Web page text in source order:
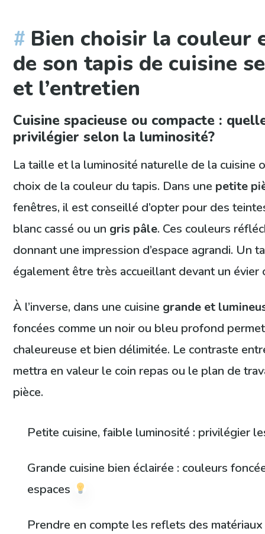
Bien choisir la couleur
de son tapis de cuisine
et l’entretien
Cuisine spacieuse ou compacte :
privilégier selon la luminosité?
La taille et la luminosité naturelle de la cuisine
choix de la couleur du tapis. Dans une petite
fenêtres, il est conseillé d’opter pour des
blanc cassé ou un gris pâle. Ces couleurs
donnant une impression d’espace agrandi. Un
également être très accueillant devant un évier
À l’inverse, dans une cuisine grande et
foncées comme un noir ou bleu profond
chaleureuse et bien délimitée. Le contraste
mettra en valeur le coin repas ou le plan de
pièce.
Petite cuisine, faible luminosité : privilégier
Grande cuisine bien éclairée : couleurs
espaces
Prendre en compte les reflets des